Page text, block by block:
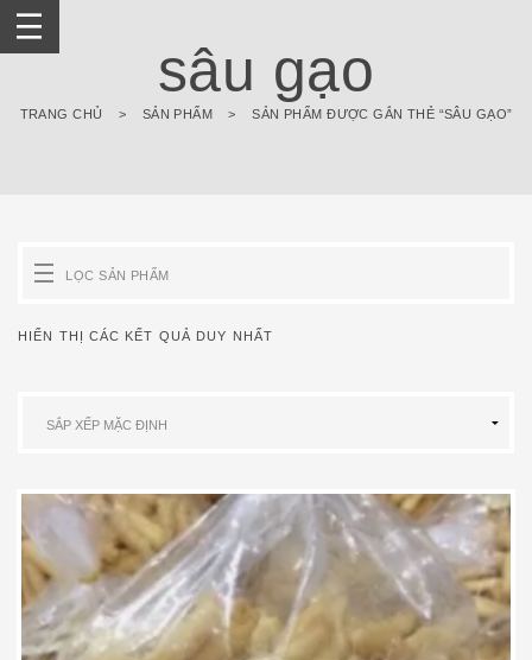
Skip
sâu gạo
TRANG CHỦ > SẢN PHẨM > SẢN PHẨM ĐƯỢC GẮN THẺ “SÂU GẠO”
LỌC SẢN PHẨM
HIỂN THỊ CÁC KẾT QUẢ DUY NHẤT